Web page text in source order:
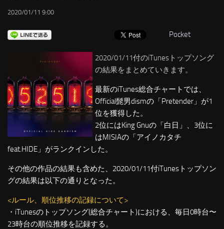
2020/01/11 9:00
Pocket
2020/01/11付のiTunesトップソング
の結果をまとめていきます。
最新のiTunes総合チャートでは、
Official髭男dismの「Pretender」が1
位を獲得した。
2位にはKing Gnuの「白日」、3位に
はMISIAの「アイノカタチ
feat.HIDE」がランクインした。
その他の作品の結果も含めた、2020/01/11付iTunesトップソン
グの結果は以下の通りとなった。
<ルール、順位推移の記録について>
・iTunesのトップソング(総合チャート)における、毎日0時台〜
23時台の順位推移を記録する。